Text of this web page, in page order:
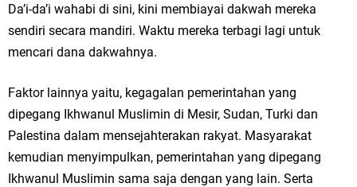
Da’i-da’i wahabi di sini, kini membiayai dakwah mereka
sendiri secara mandiri. Waktu mereka terbagi lagi untuk
mencari dana dakwahnya.
Faktor lainnya yaitu, kegagalan pemerintahan yang
dipegang Ikhwanul Muslimin di Mesir, Sudan, Turki dan
Palestina dalam mensejahterakan rakyat. Masyarakat
kemudian menyimpulkan, pemerintahan yang dipegang
Ikhwanul Muslimin sama saja dengan yang lain. Serta